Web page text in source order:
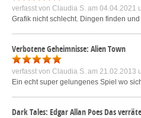
verfasst von Claudia S. am 04.04.2021
Grafik nicht schlecht. Dingen finden
Verbotene Geheimnisse: Alien Town
verfasst von Claudia S. am 21.02.2013
Ein echt super gelungenes Spiel wo
Dark Tales: Edgar Allan Poes Das